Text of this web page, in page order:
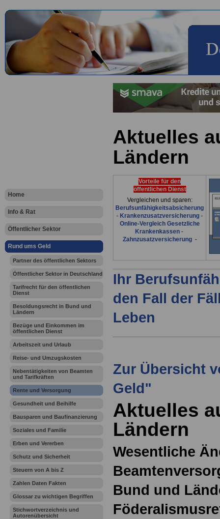
Home
Info & Rat
Öffentlicher Sektor
Rund ums Geld
Partner des öffentlichen Sektors
Öffentlicher Sektor in Deutschland
Tarifrecht für den öffentlichen
Dienst
Besoldungsrecht in Bund und
Ländern
Bezüge und Einkommen im
öffentlichen Dienst
Arbeitszeit und Urlaub
Reise- und Umzugskosten
Nebentätigkeiten von Beamten
und Tarifkräften
Rente und Versorgung
Gesundheit und Beihilfe
Bausparen und Baufinanzierung
Soziales und Familie
Erben und Vererben
Schutz und Sicherheit
Steuern von A bis Z
Zahlen Daten Fakten
Glossar zu wichtigen Begriffen
Stichwortverzeichnis und
Autorenübersicht
Aktuelles
Ländern
Vorteile für den
öffentlichen Dienst
Vergleichen und sparen:
Berufsunfähigkeitsabsicherung
- Krankenzusatzversicherung -
Online-Vergleich Gesetzliche
Krankenkassen-
Zahnzusatzversicherung-
Ihr
den Fall der
Leben
Zur Übersicht
Geld"
Aktuelles
Ländern
Wesentliche
Bund und